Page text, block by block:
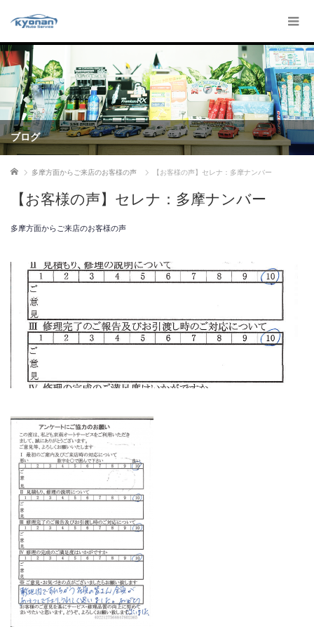
ブログ
ホーム 多摩方面からご来店のお客様の声 【お客様の声】セレナ：多摩ナンバー
【お客様の声】セレナ：多摩ナンバー
多摩方面からご来店のお客様の声